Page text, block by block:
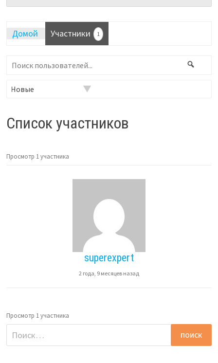
Домой Участники 1
Поиск
Список участников
Просмотр 1 участника
superexpert
2 года, 9 месяцев назад
Просмотр 1 участника
Найти: